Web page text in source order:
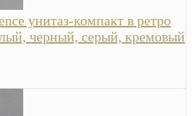
унитаз-компакт в ретро
черный, серый, кремовый